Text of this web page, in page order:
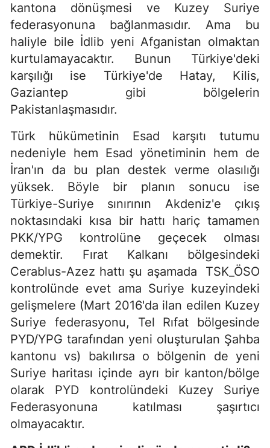
kantona dönüşmesi ve Kuzey Suriye
federasyonuna bağlanmasıdır. Ama bu
haliyle bile İdlib yeni Afganistan olmaktan
kurtulamayacaktır. Bunun Türkiye'deki
karşılığı ise Türkiye'de Hatay, Kilis,
Gaziantep gibi bölgelerin
Pakistanlaşmasıdır.
Türk hükümetinin Esad karşıtı tutumu
nedeniyle hem Esad yönetiminin hem de
İran'ın da bu plan destek verme olasılığı
yüksek. Böyle bir planın sonucu ise
Türkiye-Suriye sınırının Akdeniz'e çıkış
noktasındaki kısa bir hattı hariç tamamen
PKK/YPG kontrolüne geçecek olması
demektir. Fırat Kalkanı bölgesindeki
Cerablus-Azez hattı şu aşamada TSK_ÖSO
kontrolünde evet ama Suriye kuzeyindeki
gelişmelere (Mart 2016'da ilan edilen Kuzey
Suriye federasyonu, Tel Rıfat bölgesinde
PYD/YPG tarafından yeni oluşturulan Şahba
kantonu vs) bakılırsa o bölgenin de yeni
Suriye haritası içinde ayrı bir kanton/bölge
olarak PYD kontrolündeki Kuzey Suriye
Federasyonuna katılması şaşırtıcı
olmayacaktır.